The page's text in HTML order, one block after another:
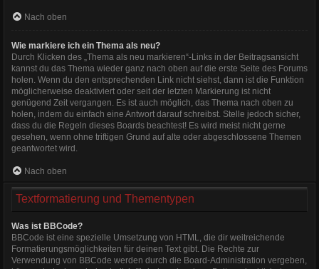
Nach oben
Wie markiere ich ein Thema als neu?
Durch Klicken des „Thema als neu markieren“-Links in der Beitragsansicht
kannst du das Thema wieder ganz nach oben auf die erste Seite des Forums
holen. Wenn du den entsprechenden Link nicht siehst, dann ist die Funktion
möglicherweise deaktiviert oder seit der letzten Markierung ist nicht
genügend Zeit vergangen. Es ist auch möglich, das Thema nach oben zu
holen, indem du einfach eine Antwort darauf schreibst. Stelle jedoch sicher,
dass du die Regeln dieses Boards beachtest! Es wird meist nicht gerne
gesehen, wenn ohne triftigen Grund auf alte oder abgeschlossene Themen
geantwortet wird.
Nach oben
Textformatierung und Thementypen
Was ist BBCode?
BBCode ist eine spezielle Umsetzung von HTML, die dir weitreichende
Formatierungsmöglichkeiten für deinen Text gibt. Die Rechte zur
Verwendung von BBCode werden durch die Board-Administration vergeben,